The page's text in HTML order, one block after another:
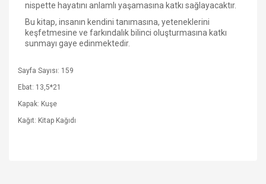
nispette hayatını anlamlı yaşamasına katkı sağlayacaktır.
Bu kitap, insanın kendini tanımasına, yeteneklerini
keşfetmesine ve farkındalık bilinci oluşturmasına katkı
sunmayı gaye edinmektedir.
Sayfa Sayısı: 159
Ebat: 13,5*21
Kapak: Kuşe
Kağıt: Kitap Kağıdı